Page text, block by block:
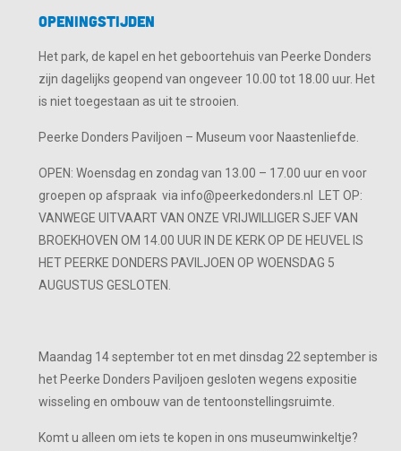
Openingstijden
Het park, de kapel en het geboortehuis van Peerke Donders
zijn dagelijks geopend van ongeveer 10.00 tot 18.00 uur. Het
is niet toegestaan as uit te strooien.
Peerke Donders Paviljoen – Museum voor Naastenliefde.
OPEN: Woensdag en zondag van 13.00 – 17.00 uur en voor
groepen op afspraak via info@peerkedonders.nl LET OP:
VANWEGE UITVAART VAN ONZE VRIJWILLIGER SJEF VAN
BROEKHOVEN OM 14.00 UUR IN DE KERK OP DE HEUVEL IS
HET PEERKE DONDERS PAVILJOEN OP WOENSDAG 5
AUGUSTUS GESLOTEN.
Maandag 14 september tot en met dinsdag 22 september is
het Peerke Donders Paviljoen gesloten wegens expositie
wisseling en ombouw van de tentoonstellingsruimte.
Komt u alleen om iets te kopen in ons museumwinkeltje?